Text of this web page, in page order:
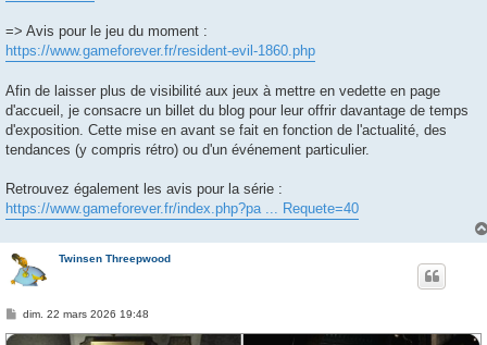
=> Avis pour le jeu du moment :
https://www.gameforever.fr/resident-evil-1860.php
Afin de laisser plus de visibilité aux jeux à mettre en vedette en page
d'accueil, je consacre un billet du blog pour leur offrir davantage de temps
d'exposition. Cette mise en avant se fait en fonction de l'actualité, des
tendances (y compris rétro) ou d'un événement particulier.
Retrouvez également les avis pour la série :
https://www.gameforever.fr/index.php?pa ... Requete=40
Twinsen Threepwood
Mdim. 22 mars 2026 19:48